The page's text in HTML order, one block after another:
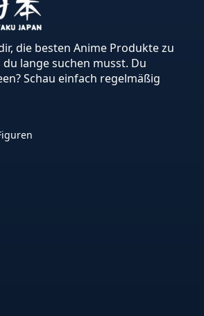
die besten Anime Produkte zu
lange suchen musst. Du
Schau einfach regelmäßig